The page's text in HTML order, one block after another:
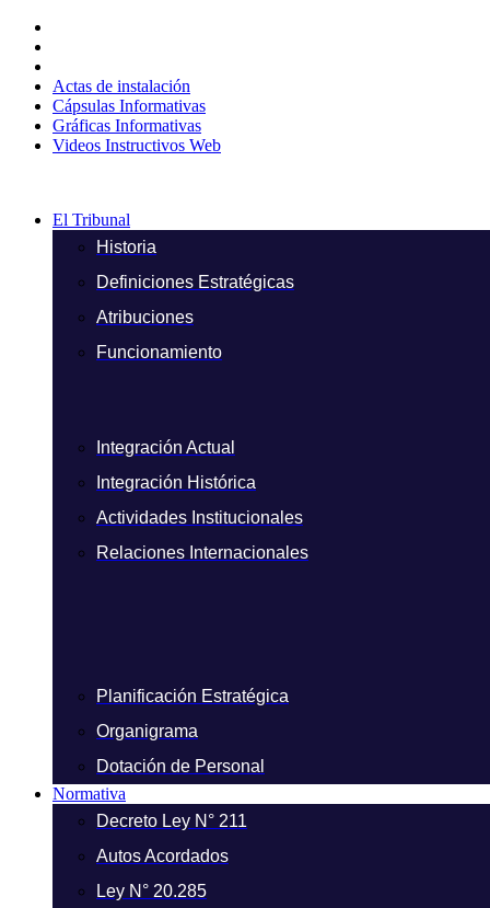
contenido
Actas de instalación
Cápsulas Informativas
Gráficas Informativas
Videos Instructivos Web
El Tribunal
Historia
Definiciones Estratégicas
Atribuciones
Funcionamiento
Integración Actual
Integración Histórica
Actividades Institucionales
Relaciones Internacionales
Planificación Estratégica
Organigrama
Dotación de Personal
Normativa
Decreto Ley N° 211
Autos Acordados
Ley N° 20.285